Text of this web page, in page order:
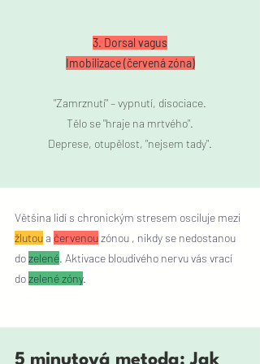
3. Dorsal vagus
Imobilizace (červená zóna)
"Zamrznutí" – vypnutí, disociace.
Tělo se "hraje na mrtvého".
Deprese, otupělost, "nejsem tady".
Většina lidí s chronickým stresem osciluje mezi
žlutou a červenou zónou , nikdy se nedostanou
do zelené. Aktivace bloudivého nervu vás vrací
do zelené zóny.
5 minutová metoda: Jak